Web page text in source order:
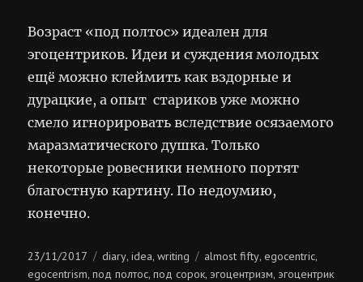
Возраст «под полтос» идеален для
эгоцентриков. Идеи и суждения молодых
ещё можно клеймить как вздорные и
дурацкие, а опыт стариков уже можно
смело игнорировать вследствие осязаемого
маразматического душка. Только
некоторые ровесники немного портят
благостную картину. По недоумию,
конечно.
Posted
on
23/11/2017 Categories
diary,idea,writing Tags
almost fifty,egocentric,
egocentrism,под полтос,под сорок, эгоцентризм, эгоцентрик